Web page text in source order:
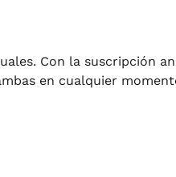
Con la suscripción
en cualquier